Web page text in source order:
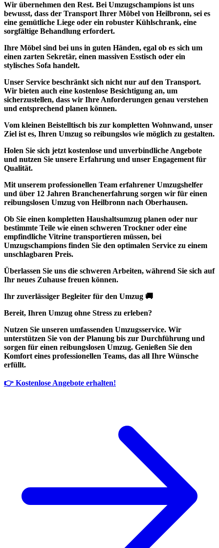
Wir übernehmen den Rest. Bei Umzugschampions ist uns
bewusst, dass der Transport Ihrer Möbel von Heilbronn, sei es
eine gemütliche Liege oder ein robuster Kühlschrank, eine
sorgfältige Behandlung erfordert.
Ihre Möbel sind bei uns in guten Händen, egal ob es sich um
einen zarten Sekretär, einen massiven Esstisch oder ein
stylisches Sofa handelt.
Unser Service beschränkt sich nicht nur auf den Transport.
Wir bieten auch eine kostenlose Besichtigung an, um
sicherzustellen, dass wir Ihre Anforderungen genau verstehen
und entsprechend planen können.
Vom kleinen Beistelltisch bis zur kompletten Wohnwand, unser
Ziel ist es, Ihren Umzug so reibungslos wie möglich zu gestalten.
Holen Sie sich jetzt kostenlose und unverbindliche Angebote
und nutzen Sie unsere Erfahrung und unser Engagement für
Qualität.
Mit unserem professionellen Team erfahrener Umzugshelfer
und über 12 Jahren Branchenerfahrung sorgen wir für einen
reibungslosen Umzug von Heilbronn nach Oberhausen.
Ob Sie einen kompletten Haushaltsumzug planen oder nur
bestimmte Teile wie einen schweren Trockner oder eine
empfindliche Vitrine transportieren müssen, bei
Umzugschampions finden Sie den optimalen Service zu einem
unschlagbaren Preis.
Überlassen Sie uns die schweren Arbeiten, während Sie sich auf
Ihr neues Zuhause freuen können.
Ihr zuverlässiger Begleiter für den Umzug 🚚
Bereit, Ihren Umzug ohne Stress zu erleben?
Nutzen Sie unseren umfassenden Umzugsservice. Wir
unterstützen Sie von der Planung bis zur Durchführung und
sorgen für einen reibungslosen Umzug. Genießen Sie den
Komfort eines professionellen Teams, das all Ihre Wünsche
erfüllt.
👉 Kostenlose Angebote erhalten!